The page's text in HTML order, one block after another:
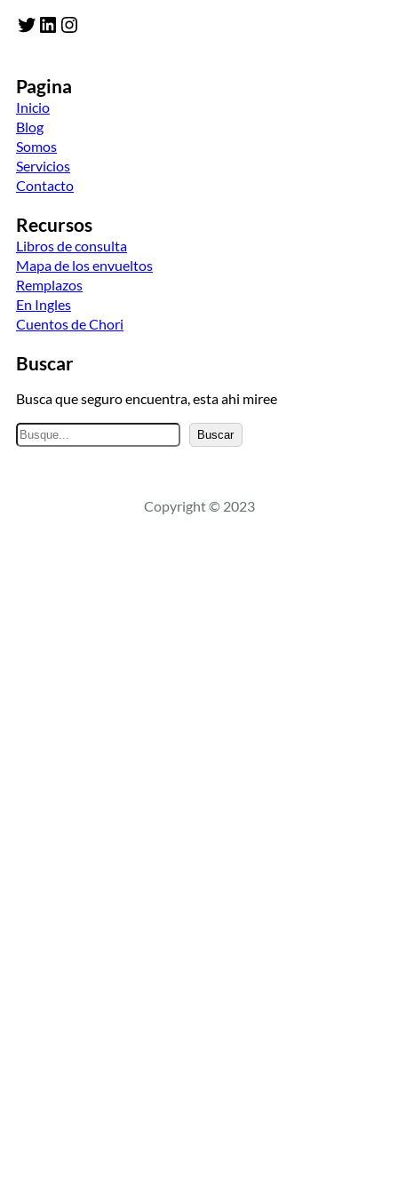
Twitter LinkedIn Instagram
Pagina
Inicio
Blog
Somos
Servicios
Contacto
Recursos
Libros de consulta
Mapa de los envueltos
Remplazos
En Ingles
Cuentos de Chori
Buscar
Busca que seguro encuentra, esta ahi miree
B
u
a
Buscar
Copyright © 2023